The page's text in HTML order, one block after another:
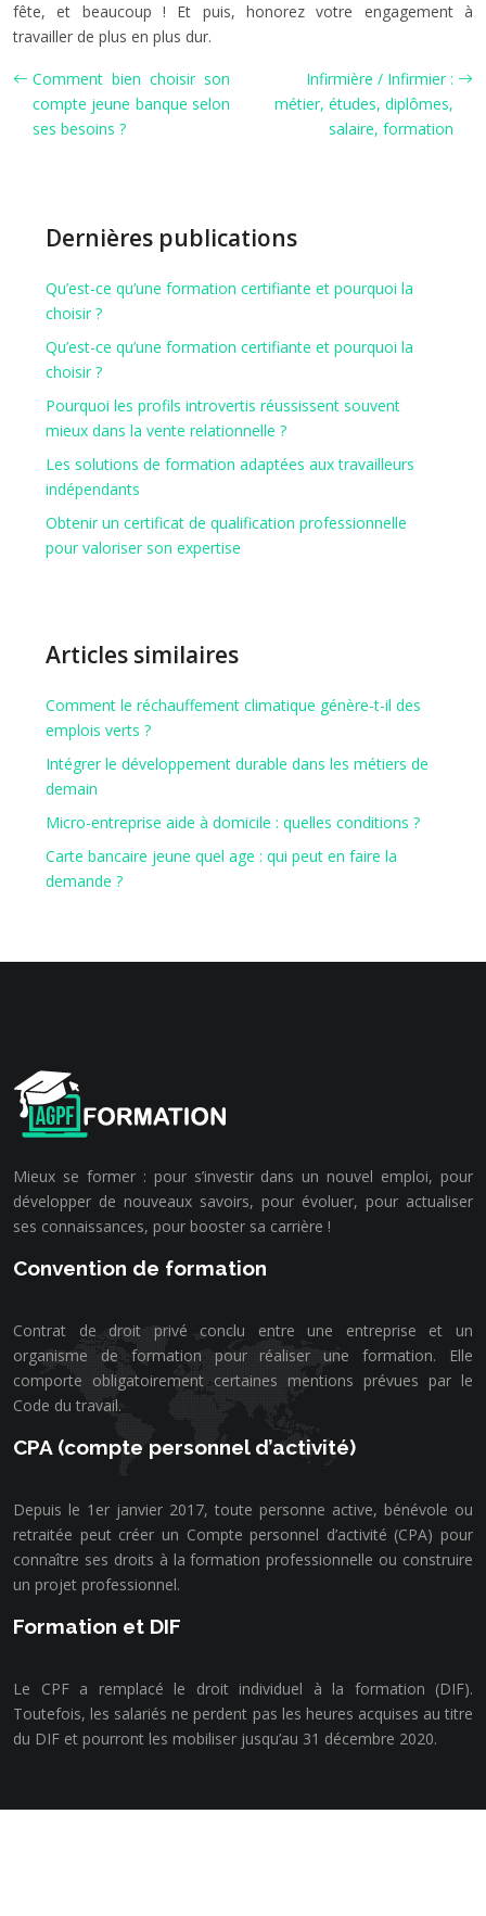
fête, et beaucoup ! Et puis, honorez votre engagement à
travailler de plus en plus dur.
Comment bien choisir son
compte jeune banque selon
ses besoins ?
Infirmière / Infirmier :
métier, études, diplômes,
salaire, formation
Dernières publications
Qu’est-ce qu’une formation certifiante et pourquoi la
choisir ?
Qu’est-ce qu’une formation certifiante et pourquoi la
choisir ?
Pourquoi les profils introvertis réussissent souvent
mieux dans la vente relationnelle ?
Les solutions de formation adaptées aux travailleurs
indépendants
Obtenir un certificat de qualification professionnelle
pour valoriser son expertise
Articles similaires
Comment le réchauffement climatique génère-t-il des
emplois verts ?
Intégrer le développement durable dans les métiers de
demain
Micro-entreprise aide à domicile : quelles conditions ?
Carte bancaire jeune quel age : qui peut en faire la
demande ?
Mieux se former : pour s’investir dans un nouvel emploi, pour
développer de nouveaux savoirs, pour évoluer, pour actualiser
ses connaissances, pour booster sa carrière !
Convention de formation
Contrat de droit privé conclu entre une entreprise et un
organisme de formation pour réaliser une formation. Elle
comporte obligatoirement certaines mentions prévues par le
Code du travail.
CPA (compte personnel d’activité)
Depuis le 1er janvier 2017, toute personne active, bénévole ou
retraitée peut créer un Compte personnel d’activité (CPA) pour
connaître ses droits à la formation professionnelle ou construire
un projet professionnel.
Formation et DIF
Le CPF a remplacé le droit individuel à la formation (DIF).
Toutefois, les salariés ne perdent pas les heures acquises au titre
du DIF et pourront les mobiliser jusqu’au 31 décembre 2020.